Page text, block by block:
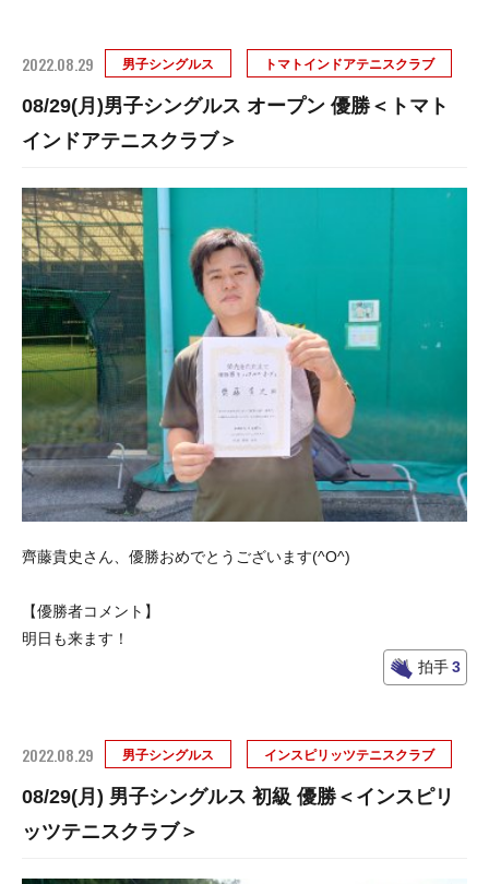
2022.08.29 男子シングルス トマトインドアテニスクラブ
08/29(月)男子シングルス オープン 優勝＜トマト
インドアテニスクラブ＞
齊藤貴史さん、優勝おめでとうございます(^O^)
【優勝者コメント】
明日も来ます！
拍手3
2022.08.29 男子シングルス インスピリッツテニスクラブ
08/29(月) 男子シングルス 初級 優勝＜インスピリ
ッツテニスクラブ＞